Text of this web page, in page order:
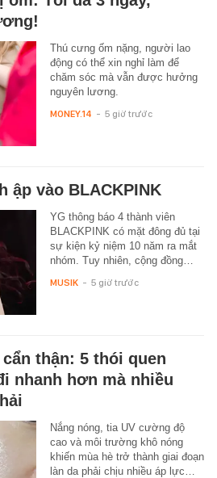
Thú cưng ốm nặng, người lao
động có thể xin nghỉ làm để
chăm sóc mà vẫn được hưởng
nguyên lương.
MONEY.14 - 5 giờ trước
ập vào BLACKPINK
YG thông báo 4 thành viên
BLACKPINK có mặt đông đủ tại
sự kiện kỷ niệm 10 năm ra mắt
nhóm. Tuy nhiên, cộng đồng…
MUSIK - 5 giờ trước
thận: 5 thói quen
nhanh hơn mà nhiều
Nắng nóng, tia UV cường độ
cao và môi trường khô nóng
khiến mùa hè trở thành giai đoạn
làn da phải chịu nhiều áp lực…